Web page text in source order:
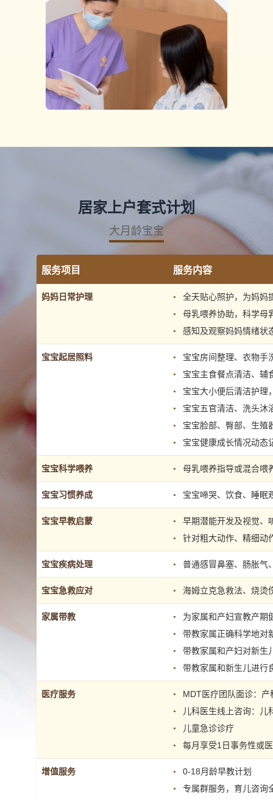
居家上户套式计划
大月龄宝宝
服务项目 服务内容
妈妈日常护理
全天贴心照护，为妈妈
母乳喂养协助，科学母
感知及观察妈妈情绪状
宝宝起居照料
宝宝房间整理、衣物手
宝宝主食餐点清洁、辅
宝宝大小便后清洁护理
宝宝五官清洁、洗头沐
宝宝脸部、臀部、生殖
宝宝健康成长情况动态
宝宝科学喂养 母乳喂养指导或混合喂
宝宝习惯养成 宝宝啼哭、饮食、睡眠
宝宝早教启蒙
早期潜能开发及视觉、
针对粗大动作、精细动
宝宝疾病处理 普通感冒鼻塞、肠胀气
宝宝急救应对 海姆立克急救法、烧烫
家属带教
为家属和产妇宣教产期
带教家属正确科学地对
带教家属和产妇对新生
带教家属和新生儿进行
医疗服务
MDT医疗团队面诊：
儿科医生线上咨询：儿
儿童急诊诊疗
每月享受1日事务性或
增值服务
0-18月龄早教计划
专属群服务，育儿咨询